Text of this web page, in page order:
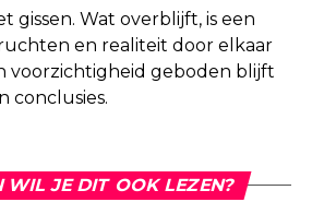
gissen. Wat overblijft, is een
en realiteit door elkaar
voorzichtigheid geboden blijft
conclusies.
WIL JE DIT OOK LEZEN?